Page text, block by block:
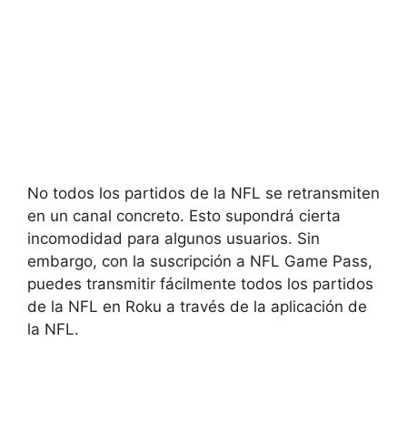
No todos los partidos de la NFL se retransmiten
en un canal concreto. Esto supondrá cierta
incomodidad para algunos usuarios. Sin
embargo, con la suscripción a NFL Game Pass,
puedes transmitir fácilmente todos los partidos
de la NFL en Roku a través de la aplicación de
la NFL.